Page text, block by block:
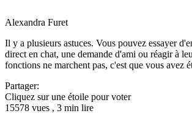
Alexandra Furet
Il y a plusieurs astuces. Vous pouvez essayer
direct en chat, une demande d'ami ou réagir à
fonctions ne marchent pas, c'est que vous avez
Partager:
Cliquez sur une étoile pour voter
15578 vues , 3 min lire